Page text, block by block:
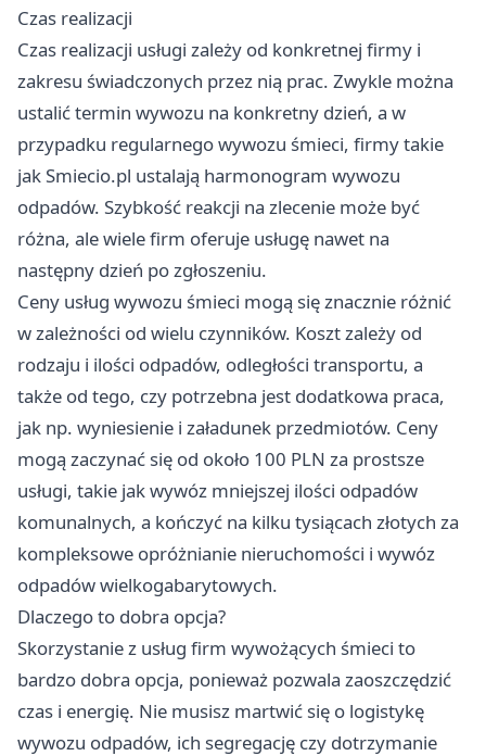
Czas realizacji
Czas realizacji usługi zależy od konkretnej firmy i
zakresu świadczonych przez nią prac. Zwykle można
ustalić termin wywozu na konkretny dzień, a w
przypadku regularnego wywozu śmieci, firmy takie
jak Smiecio.pl ustalają harmonogram wywozu
odpadów. Szybkość reakcji na zlecenie może być
różna, ale wiele firm oferuje usługę nawet na
następny dzień po zgłoszeniu.
Ceny usług wywozu śmieci mogą się znacznie różnić
w zależności od wielu czynników. Koszt zależy od
rodzaju i ilości odpadów, odległości transportu, a
także od tego, czy potrzebna jest dodatkowa praca,
jak np. wyniesienie i załadunek przedmiotów. Ceny
mogą zaczynać się od około 100 PLN za prostsze
usługi, takie jak wywóz mniejszej ilości odpadów
komunalnych, a kończyć na kilku tysiącach złotych za
kompleksowe opróżnianie nieruchomości i wywóz
odpadów wielkogabarytowych.
Dlaczego to dobra opcja?
Skorzystanie z usług firm wywożących śmieci to
bardzo dobra opcja, ponieważ pozwala zaoszczędzić
czas i energię. Nie musisz martwić się o logistykę
wywozu odpadów, ich segregację czy dotrzymanie